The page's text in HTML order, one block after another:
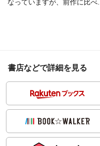
なっていますが、前作に比べ...
書店などで詳細を見る